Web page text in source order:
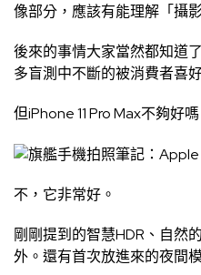
像部分，應該有能理解「攝
後來的事情大家當然都知道
多盲測中不斷的被消費者喜
但iPhone 11 Pro Max不夠好嗎
不，它非常好。
剛剛提到的智慧HDR、自然
外。還有首次放進來的夜間